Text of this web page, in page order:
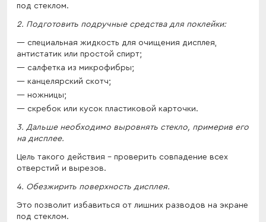
под стеклом.
2. Подготовить подручные средства для поклейки:
специальная жидкость для очищения дисплея,
антистатик или простой спирт;
салфетка из микрофибры;
канцелярский скотч;
ножницы;
скребок или кусок пластиковой карточки.
3. Дальше необходимо выровнять стекло, примерив его
на дисплее.
Цель такого действия – проверить совпадение всех
отверстий и вырезов.
4. Обезжирить поверхность дисплея.
Это позволит избавиться от лишних разводов на экране
под стеклом.